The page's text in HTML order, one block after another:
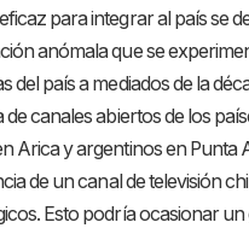
para integrar al país se
anómala que se
del país a mediados de la
de canales abiertos de los
Arica y argentinos en Punta
de un canal de televisión
Esto podría ocasionar un